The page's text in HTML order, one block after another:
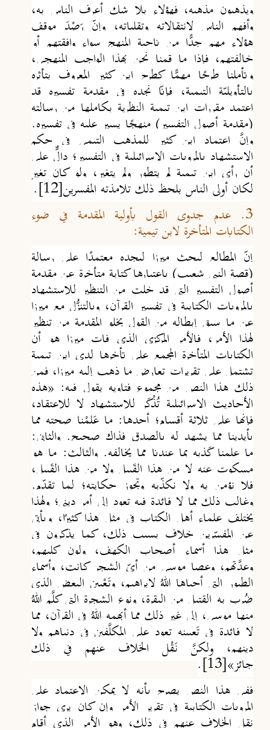
ويذهبون مذهبه، فهؤلاء بلا شك أعرف الناس به،
وأفهم الناس لانتقالاته وتقلباته، وإن رَصْدَ موقف
هؤلاء مهم جدًّا من ناحية المنهج سواء وافقتهم أو
خالفتهم، فإذا ما قمنا نحن بهذا الواجب المنهجي،
وتأملنا طرحًا مهمًّا كطرح ابن كثير المعروف بتأثره
بالتأويليّة التيمية، فإن ا نجده في مقدمة تفسيره قد
اعتمد مقررات ابن تيمية النظرية بكاملها من رسالته
(مقدمة أصول التفسير) منهجًا يسير عليه في تفسيره.
وإنَّ اعتماد ابن كثير للمذهب التيمي في حكم
الاستشهاد بالمرويات الإسرائيلية في التفسير؛ دالٌّ على
أن رأي ابن تيمية لم يتطور ولم يتغير، ولو كان تغير
لكان أولى الناس بلحظ ذلك تلامذته المفسرين[12]
.
3. عدم جدوى القول بأولية المقدمة في ضوء
الكتابات المتأخرة لابن تيمية:
إن المطالِع لبحث ميرزا ليجده معتمدًا على رسالة
(قصة النبي شعيب) باعتبارها كتابة متأخرة عن مقدمة
أصول التفسير التي قد خلت من التنظير للاستشهاد
بالمرويات الكتابية في تفسير القرآن، وبالتنزُل مع ميرزا
عن ما سبق إبطاله من القول بخلو المقدمة من تنظير
لهذا الأمر، فالأمر المركزي الذي فات ميرزا هو أن
الكتابات المتأخرة المجمع على تأخرها لدى ابن تيمية
تشتمل على تقريرات تعارض ما ذهب إليه ميرزا، فمن
ذلك هذا النص من مجموع فتاويه يقول فيه: «هذه
الأحاديث الإسرائيلية تُذْكَر للاستشهاد لا للاعتقاد،
فإنها على ثلاثة أقسام؛ أحدها: ما عَلِمْنا صحته مما
بأيدينا مما يشهد له بالصدق فذاك صحيح. والثاني:
ما علمنا كَذِبه بما عندنا مما يخالفه. والثالث: ما هو
مسكوت عنه لا من هذا القَبِيل ولا من هذا القَبِيل،
فلا نؤمن به ولا نكذِّبه وتجوز حكايته؛ لِما تقدم.
وغالب ذلك مما لا فائدة فيه تعود إلى أمرٍ ديني؛ ولهذا
يختلف علماء أهل الكتاب في مثل هذا كثيرًا، ويأتي
عن المفسِّرين خلاف بسبب ذلك، كما يذكرون في
مثل هذا أسماء أصحاب الكهف، ولون كلبهم،
وعِدَّتهم، وعصا موسى من أيّ الشجر كانت، وأسماء
الطيور التي أحياها اللهُ لإبراهيم، وتَعْيِين البعض الذي
ضُرِب به القتيل من البقرة، ونوع الشجرة التي كلَّم اللهُ
منها موسى، إلى غير ذلك مما أبهمه اللهُ في القرآن، مما
لا فائدة في تَعيِينه تعود على المكلَّفِين في دنياهم ولا
دينهم، ولكنَّ نَقْل الخلاف عنهم في ذلك
جائز»[13]
.
ففي هذا النص يصرح بأنه لا يمكن الاعتماد على
المرويات الكتابية في تقرير الأمر وإن كان يرى جواز
نقل الخلاف عنهم في ذلك، وهو الأمر الذي أقام